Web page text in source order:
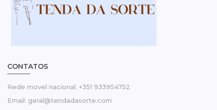
CONTATOS
Rede movel nacional: +351 933954752
Email: geral@tendadasorte.com